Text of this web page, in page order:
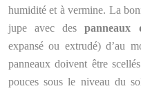
humidité et à vermine. La
jupe avec despanneaux
expansé ou extrudé) d’au
panneaux doivent être
pouces sous le niveau du